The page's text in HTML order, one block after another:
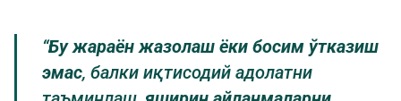
“Бу жараён жазолаш ёки босим ўтказиш
эмас, балки иқтисодий адолатни